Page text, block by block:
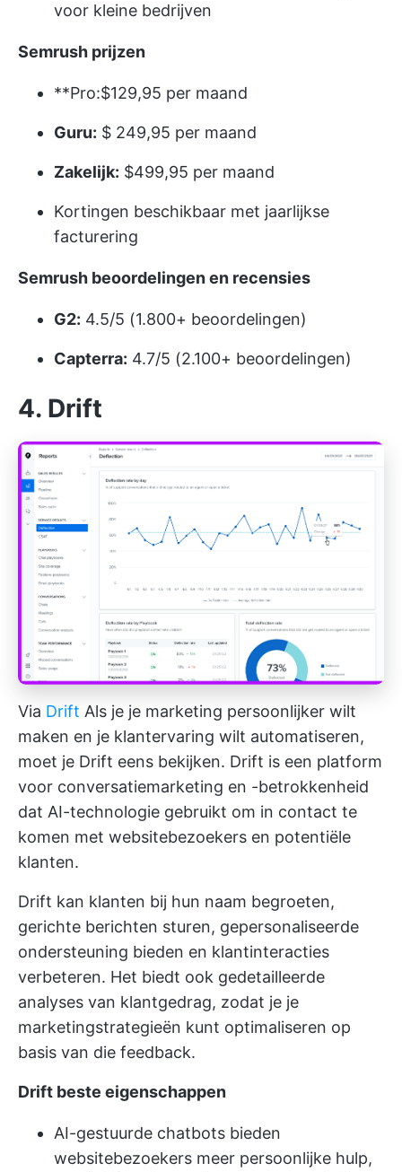
voor kleine bedrijven
Semrush prijzen
**Pro:$129,95 per maand
Guru: $ 249,95 per maand
Zakelijk: $499,95 per maand
Kortingen beschikbaar met jaarlijkse
facturering
Semrush beoordelingen en recensies
G2: 4.5/5 (1.800+ beoordelingen)
Capterra: 4.7/5 (2.100+ beoordelingen)
4. Drift
Via Drift Als je je marketing persoonlijker wilt
maken en je klantervaring wilt automatiseren,
moet je Drift eens bekijken. Drift is een platform
voor conversatiemarketing en -betrokkenheid
dat AI-technologie gebruikt om in contact te
komen met websitebezoekers en potentiële
klanten.
Drift kan klanten bij hun naam begroeten,
gerichte berichten sturen, gepersonaliseerde
ondersteuning bieden en klantinteracties
verbeteren. Het biedt ook gedetailleerde
analyses van klantgedrag, zodat je je
marketingstrategieën kunt optimaliseren op
basis van die feedback.
Drift beste eigenschappen
AI-gestuurde chatbots bieden
websitebezoekers meer persoonlijke hulp,